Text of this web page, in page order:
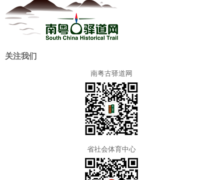
关注我们
南粤古驿道网
省社会体育中心